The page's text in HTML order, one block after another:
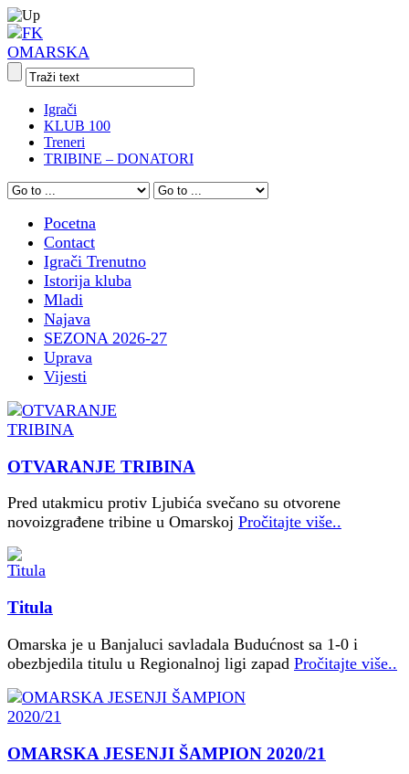
Igrači
KLUB 100
Treneri
TRIBINE – DONATORI
Pocetna
Contact
Igrači Trenutno
Istorija kluba
Mladi
Najava
SEZONA 2026-27
Uprava
Vijesti
OTVARANJE TRIBINA
Pred utakmicu protiv Ljubića svečano su otvorene
novoizgrađene tribine u Omarskoj Pročitajte više..
Titula
Omarska je u Banjaluci savladala Budućnost sa 1-0 i
obezbjedila titulu u Regionalnoj ligi zapad Pročitajte više..
OMARSKA JESENJI ŠAMPION 2020/21